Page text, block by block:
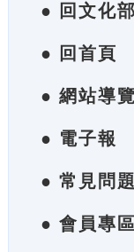
● 回文化
● 回首頁
● 網站導覽
● 電子報
● 常見問題
● 會員專區